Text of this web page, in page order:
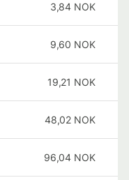
3,84 NOK
9,60 NOK
19,21 NOK
48,02 NOK
96,04 NOK